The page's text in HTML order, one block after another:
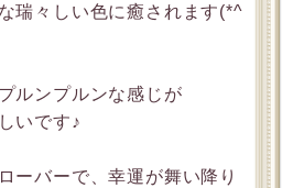
瑞々しい色に癒されます(*^
ルンプルンな感じが
いです♪
ーバーで、幸運が舞い降り